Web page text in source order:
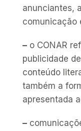
anunciantes,
comunicação
–o CONAR
publicidade
conteúdo
também a
apresentada
–